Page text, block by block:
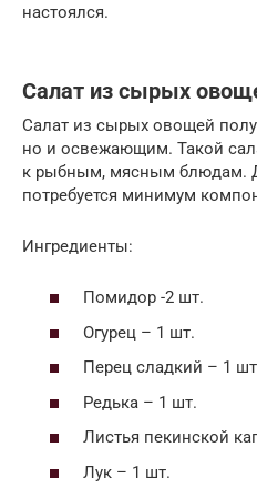
настоялся.
Салат из сырых
Салат из сырых овощей
но и освежающим. Такой
к рыбным, мясным блюдам.
потребуется минимум
Ингредиенты:
Помидор -2 шт.
Огурец – 1 шт.
Перец сладкий – 1
Редька – 1 шт.
Листья пекинской
Лук – 1 шт.